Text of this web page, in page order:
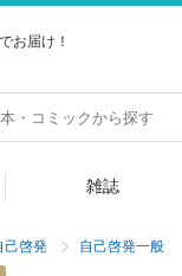
お届け！
雑誌
己啓発 自己啓発一般